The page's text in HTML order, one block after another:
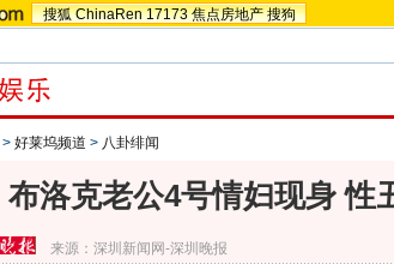
搜狐 ChinaRen 17173 焦点房地产 搜狗
> 好莱坞频道 > 八卦绯闻
布洛克老公4号情妇现身 性
来源： 深圳新闻网-深圳晚报